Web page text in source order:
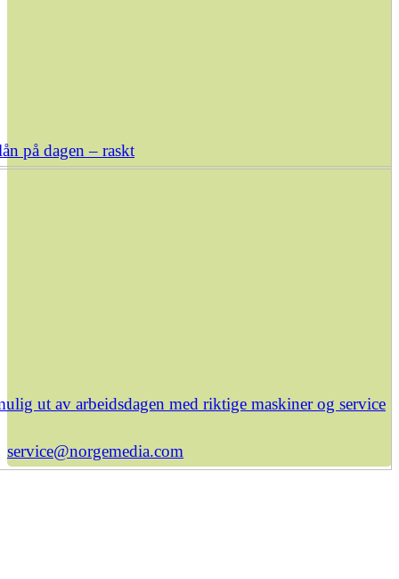
på dagen – raskt
ut av arbeidsdagen med riktige maskiner og service
service@norgemedia.com